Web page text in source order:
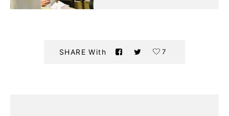
SHARE With 7